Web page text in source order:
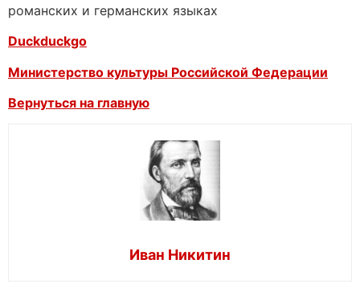
романских и германских языках
Duckduckgo
Министерство культуры Российской Федерации
Вернуться на главную
Иван Никитин